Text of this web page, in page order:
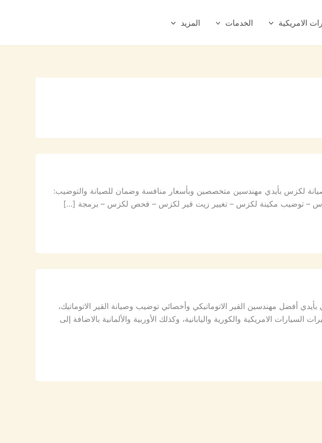
الامريكية الخدمات المزيد
لكزس بأيدي مهندسين متخصصين وبأسعار منافسة وضمان للصيانة والتوضيب:
– توضيب مكينة لكزس – تغيير زيت قير لكزس – فحص لكزس – برمجة […]
أفضل مهندسين القير الاتوماتيكي وأخصائي توضيب وصيانة القير الاتوماتيك،
الامريكية والكورية واليابانية، وكذلك الأوربية والألمانية بالاضافة إلى